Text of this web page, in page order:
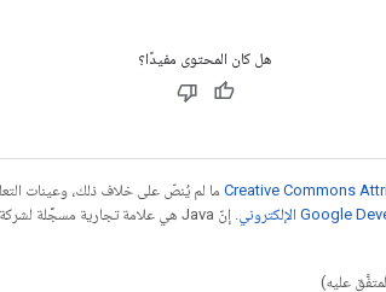
هل كان المحتوى مفيدًا؟
ما لم يُنصّ على خلاف ذلك، وعينات